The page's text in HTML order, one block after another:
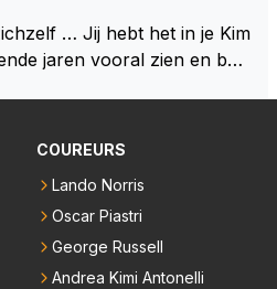
voor Max geen vreemde
verliezen mensen. Er wo
had bereikt wat hij altijd al g
de rest is bonus. Iets
Lando Norris nog niet
dan Lewis en Max .. D
… Jij hebt het in je Kim
jaren vooral zien en be
COUREURS
Lando Norris
Oscar Piastri
George Russell
Andrea Kimi Antonelli